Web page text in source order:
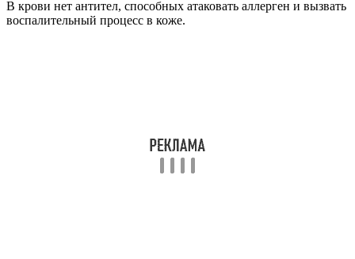
В крови нет антител, способных атаковать аллерген и вызвать
воспалительный процесс в коже.
Если он сильный, то сенсибилизация может завершиться уже